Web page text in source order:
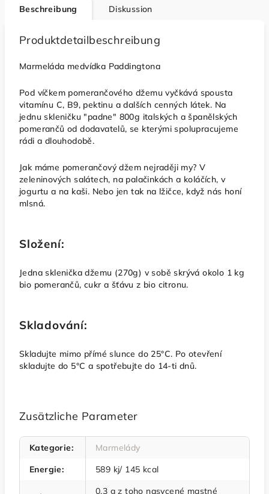
Beschreibung Diskussion
Produktdetailbeschreibung
Marmeláda medvídka Paddingtona
Pod víčkem pomerančového džemu vyčkává spousta
vitamínu C, B9, pektinu a dalších cenných látek. Na
jednu skleničku "padne" 800g italských a španělských
pomerančů od dodavatelů, se kterými spolupracujeme
rádi a dlouhodobě.
Jak máme pomerančový džem nejraději my? V
zeleninových salátech, na palačinkách a koláčích, v
jogurtu a na kaši. Nebo jen tak na lžičce, když nás honí
mlsná.
Složení:
Jedna sklenička džemu (270g) v sobě skrývá okolo 1 kg
bio pomerančů, cukr a šťávu z bio citronu.
Skladování:
Skladujte mimo přímé slunce do 25°C. Po otevření
skladujte do 5°C a spotřebujte do 14-ti dnů.
Zusätzliche Parameter
Kategorie:
Marmelády
Energie: 589 kj/ 145 kcal
0,3 g z toho nasycené mastné